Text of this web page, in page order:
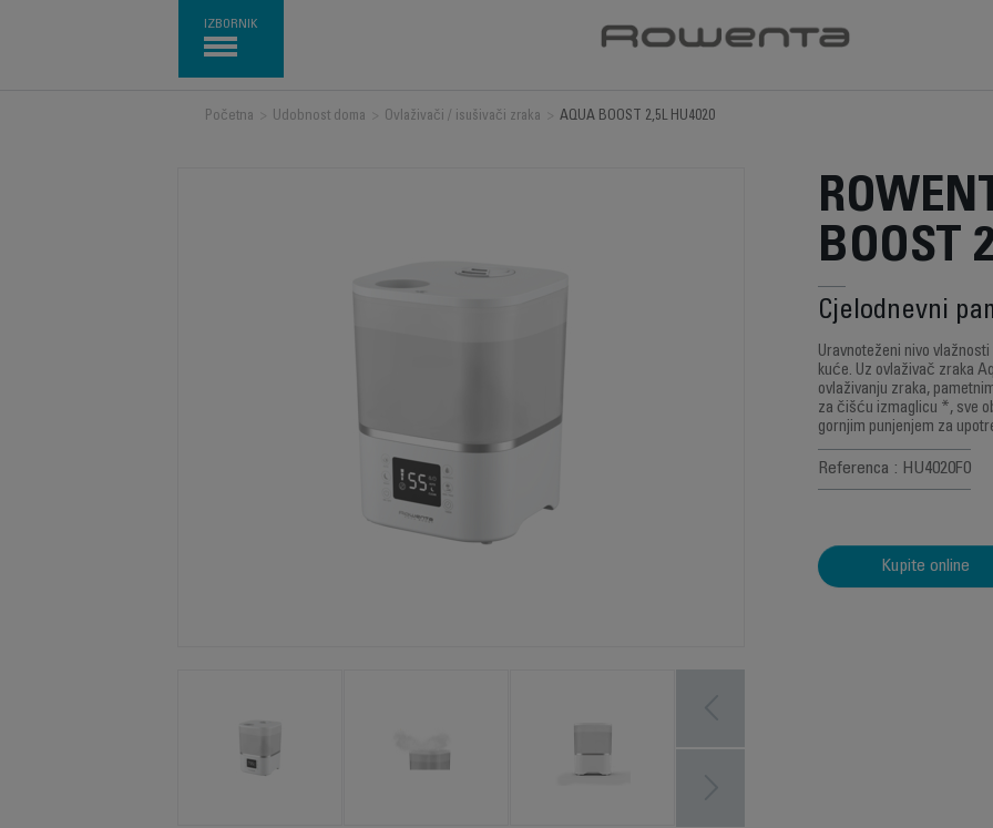
IZBORNIK
Početna Udobnost doma Ovlaživači / isušivači zraka AQUA BOOST 2,5L HU4020
BOOST
Cjelodnevni
Uravnoteženi nivo
kuće. Uz ovlaživač zraka
ovlaživanju zraka,
za čišću izmaglicu *, sve
gornjim punjenjem za
Referenca : HU4020F0
Kupite online